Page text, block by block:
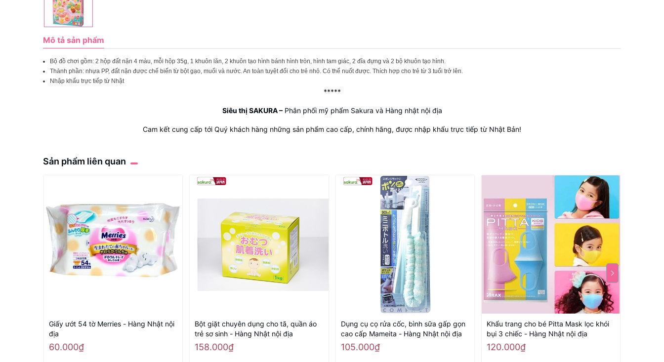
Mô tả sản phẩm
Bộ đồ chơi gồm: 2 hộp đất nặn 4 màu, mỗi hộp 35g, 1 khuôn lăn, 2 khuôn tạo hình bánh hình tròn, hình tam giác, 2 đĩa đựng và 2 bộ khuôn tạo hình.
Thành phần: nhựa PP, đất nặn được chế biến từ bột gạo, muối và nước. An toàn tuyệt đối cho trẻ nhỏ. Có thể nuốt được. Thích hợp cho trẻ từ 3 tuổi trở lên.
Nhập khẩu trực tiếp từ Nhật
*****
Siêu thị SAKURA –Phân phối mỹ phẩm Sakura và Hàng nhật nội địa
Cam kết cung cấp tới Quý khách hàng những sản phẩm cao cấp, chính hãng, được nhập khẩu trực tiếp từ Nhật Bản!
Sản phẩm liên quan
Giấy ướt 54 tờ Merries - Hàng Nhật nội
địa
60.000₫
Bột giặt chuyên dụng cho tã, quần áo
trẻ sơ sinh - Hàng Nhật nội địa
158.000₫
Dụng cụ cọ rửa cốc, bình sữa gấp gọn
cao cấp Mameita - Hàng Nhật nội địa
105.000₫
Khẩu trang cho bé Pitta Mask lọc khói
bụi 3 chiếc - Hàng Nhật nội địa
120.000₫